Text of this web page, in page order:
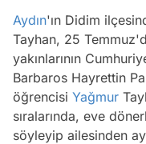
Aydın'ın Didim
Tayhan, 25
yakınlarının
Barbaros Hayrettin
öğrencisi Yağmur
sıralarında, eve
söyleyip ailesinden